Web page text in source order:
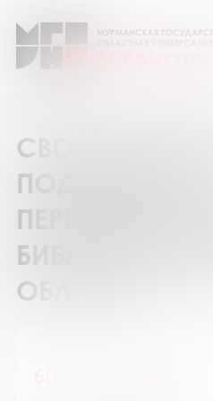
СВОДНЫЙ
ПОДПИСКИ НА
БИБЛИОТЕК
ОБЛАСТИ